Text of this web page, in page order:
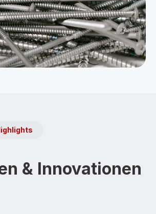
& Innovationen